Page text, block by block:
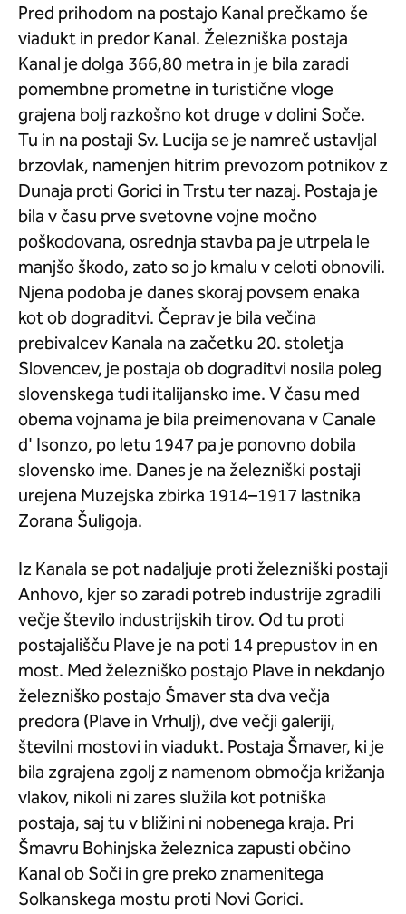
Pred prihodom na postajo Kanal prečkamo še
viadukt in predor Kanal. Železniška postaja
Kanal je dolga 366,80 metra in je bila zaradi
pomembne prometne in turistične vloge
grajena bolj razkošno kot druge v dolini Soče.
Tu in na postaji Sv. Lucija se je namreč ustavljal
brzovlak, namenjen hitrim prevozom potnikov z
Dunaja proti Gorici in Trstu ter nazaj. Postaja je
bila v času prve svetovne vojne močno
poškodovana, osrednja stavba pa je utrpela le
manjšo škodo, zato so jo kmalu v celoti obnovili.
Njena podoba je danes skoraj povsem enaka
kot ob dograditvi. Čeprav je bila večina
prebivalcev Kanala na začetku 20. stoletja
Slovencev, je postaja ob dograditvi nosila poleg
slovenskega tudi italijansko ime. V času med
obema vojnama je bila preimenovana v Canale
d' Isonzo, po letu 1947 pa je ponovno dobila
slovensko ime. Danes je na železniški postaji
urejena Muzejska zbirka 1914–1917 lastnika
Zorana Šuligoja.
Iz Kanala se pot nadaljuje proti železniški postaji
Anhovo, kjer so zaradi potreb industrije zgradili
večje število industrijskih tirov. Od tu proti
postajališču Plave je na poti 14 prepustov in en
most. Med železniško postajo Plave in nekdanjo
železniško postajo Šmaver sta dva večja
predora (Plave in Vrhulj), dve večji galeriji,
številni mostovi in viadukt. Postaja Šmaver, ki je
bila zgrajena zgolj z namenom območja križanja
vlakov, nikoli ni zares služila kot potniška
postaja, saj tu v bližini ni nobenega kraja. Pri
Šmavru Bohinjska železnica zapusti občino
Kanal ob Soči in gre preko znamenitega
Solkanskega mostu proti Novi Gorici.